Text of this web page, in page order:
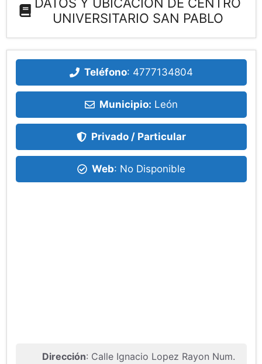
UNIVERSITARIO SAN PABLO
Teléfono: 4777134804
Municipio: León
Privado / Particular
Web: No Disponible
Dirección: Calle Ignacio Lopez Rayon Num.